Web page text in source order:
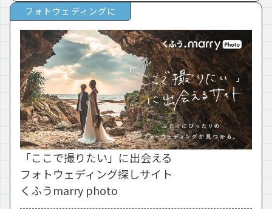
フォトウェディングに
「ここで撮りたい」に出会える
フォトウェディング探しサイト
くふうmarry photo